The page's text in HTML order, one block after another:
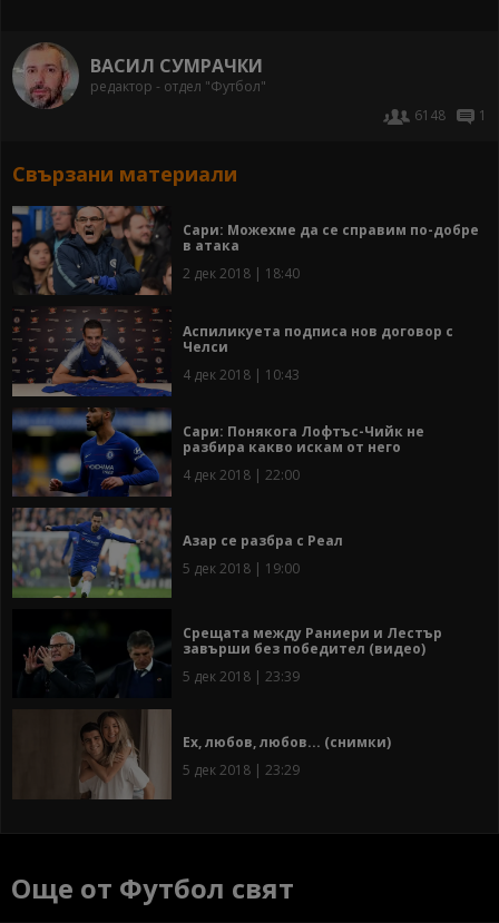
ВАСИЛ СУМРАЧКИ
редактор - отдел "Футбол"
6148
1
Свързани материали
Сари: Можехме да се справим по-добре
в атака
2 дек 2018 | 18:40
Аспиликуета подписа нов договор с
Челси
4 дек 2018 | 10:43
Сари: Понякога Лофтъс-Чийк не
разбира какво искам от него
4 дек 2018 | 22:00
Азар се разбра с Реал
5 дек 2018 | 19:00
Срещата между Раниери и Лестър
завърши без победител (видео)
5 дек 2018 | 23:39
Ех, любов, любов... (снимки)
5 дек 2018 | 23:29
Още от Футбол свят